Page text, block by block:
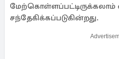
மேற்கொள்ளப்பட்டிருக்கலாம்
சந்தேகிக்கப்படுகின்றது.